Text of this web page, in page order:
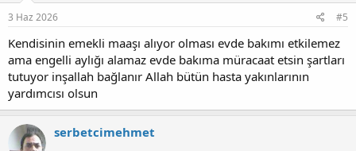
3 Haz 2026 #5
Kendisinin emekli maaşı alıyor olması evde bakımı etkilemez
ama engelli aylığı alamaz evde bakıma müracaat etsin şartları
tutuyor inşallah bağlanır Allah bütün hasta yakınlarının
yardımcısı olsun
serbetcimehmet